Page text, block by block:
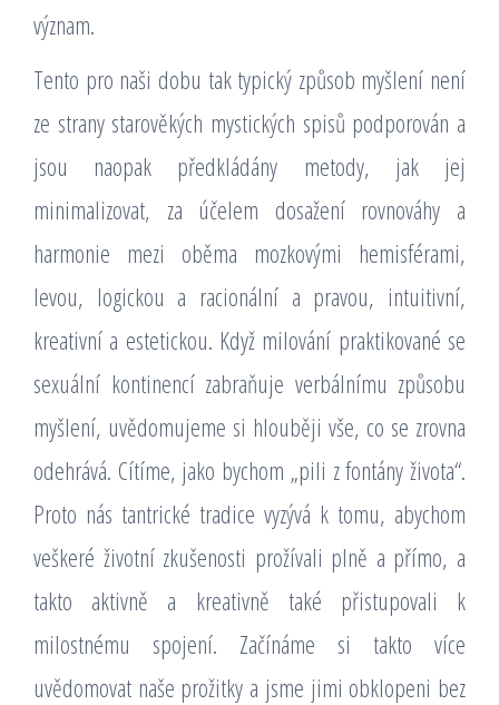
význam.
Tento pro naši dobu tak typický způsob myšlení není
ze strany starověkých mystických spisů podporován a
jsou naopak předkládány metody, jak jej
minimalizovat, za účelem dosažení rovnováhy a
harmonie mezi oběma mozkovými hemisférami,
levou, logickou a racionální a pravou, intuitivní,
kreativní a estetickou. Když milování praktikované se
sexuální kontinencí zabraňuje verbálnímu způsobu
myšlení, uvědomujeme si hlouběji vše, co se zrovna
odehrává. Cítíme, jako bychom „pili z fontány života“.
Proto nás tantrické tradice vyzývá k tomu, abychom
veškeré životní zkušenosti prožívali plně a přímo, a
takto aktivně a kreativně také přistupovali k
milostnému spojení. Začínáme si takto více
uvědomovat naše prožitky a jsme jimi obklopeni bez